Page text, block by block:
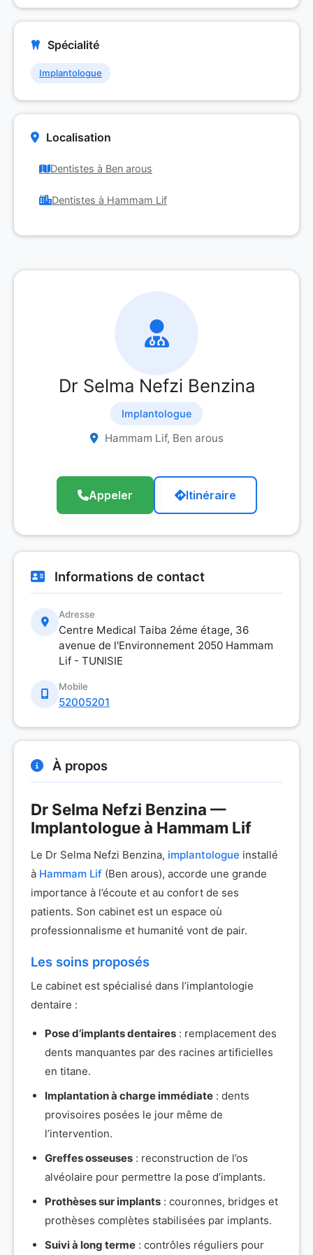
Dr Selma Nefzi Benzina
Implantologue
Hammam Lif, Ben arous
Appeler Itinéraire
Informations de contact
Adresse
Centre Medical Taiba 2éme étage, 36
avenue de l'Environnement 2050 Hammam
Lif - TUNISIE
Mobile
52005201
À propos
Dr Selma Nefzi Benzina —
Implantologue à Hammam Lif
Le Dr Selma Nefzi Benzina, implantologue installé
à Hammam Lif (Ben arous), accorde une grande
importance à l’écoute et au confort de ses
patients. Son cabinet est un espace où
professionnalisme et humanité vont de pair.
Les soins proposés
Le cabinet est spécialisé dans l’implantologie
dentaire :
Pose d’implants dentaires : remplacement des
dents manquantes par des racines artificielles
en titane.
Implantation à charge immédiate : dents
provisoires posées le jour même de
l’intervention.
Greffes osseuses : reconstruction de l’os
alvéolaire pour permettre la pose d’implants.
Prothèses sur implants : couronnes, bridges et
prothèses complètes stabilisées par implants.
Suivi à long terme : contrôles réguliers pour
Spécialité
Implantologue
Localisation
Dentistes à Ben arous
Dentistes à Hammam Lif